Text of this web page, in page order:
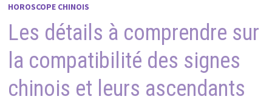
HOROSCOPE CHINOIS
Les détails à comprendre sur
la compatibilité des signes
chinois et leurs ascendants